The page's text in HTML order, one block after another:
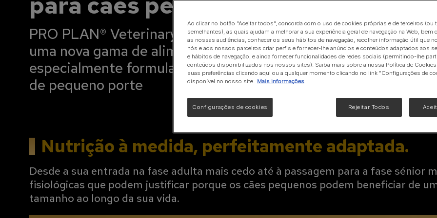
Hidratação
Calming Care
Veja toda a nossa gama de produtos para cães
Veja toda a nossa gama de produtos para gatos
PRO PLAN® Veterinary Diets lança
uma nova gama de alimentos secos,
especialmente formulada para cães
de pequeno porte
Nutrição à medida, perfeitamente adaptada.
Desde a sua entrada na fase adulta mais cedo até à passagem para a fase sénior
fisiológicas que podem justificar porque os cães pequenos podem beneficiar de
tamanho ao longo da sua vida.
Ao clicar no botão "Aceitar todos", concorda com o uso de cookies próprias e de terceiros (ou
semelhantes), as quais ajudam a melhorar a sua experiência geral de navegação na Web, bem
as nossas audiências, conhecer os seus hábitos de navegação, recolher informação útil que
nós e aos nossos parceiros criar perfis e fornecer-lhe anúncios e conteúdos adaptados aos
e hábitos de navegação, e ainda fornecer funcionalidades de redes sociais (permitindo-lhe
conteúdos disponibilizados nos nossos sites). Saiba mais sobre a nossa Política de Cookies
suas preferências clicando aqui ou a qualquer momento clicando no link "Configurações de
disponível no nosso site. Mais informações
Configurações de cookies Rejeitar Todos